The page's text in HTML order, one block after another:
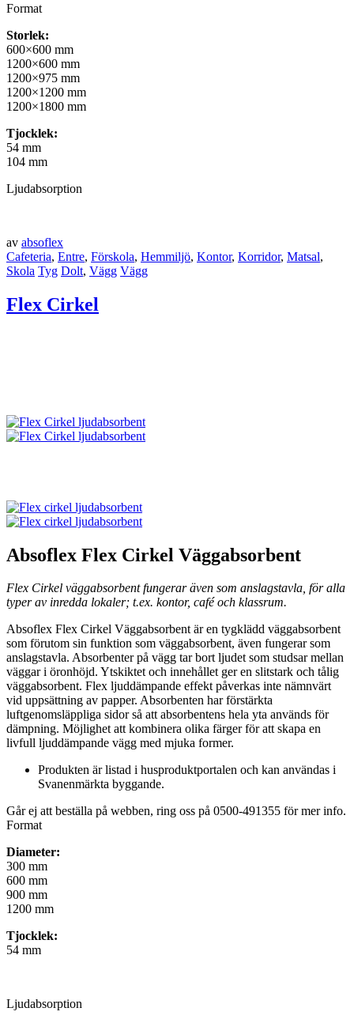
Format
Storlek:
600×600 mm
1200×600 mm
1200×975 mm
1200×1200 mm
1200×1800 mm
Tjocklek:
54 mm
104 mm
Ljudabsorption
av absoflex
Cafeteria, Entre, Förskola, Hemmiljö, Kontor, Korridor, Matsal,
Skola Tyg Dolt, Vägg Vägg
Flex Cirkel
Absoflex Flex Cirkel Väggabsorbent
Flex Cirkel väggabsorbent fungerar även som anslagstavla, för alla
typer av inredda lokaler; t.ex. kontor, café och klassrum.
Absoflex Flex Cirkel Väggabsorbent är en tygklädd väggabsorbent
som förutom sin funktion som väggabsorbent, även fungerar som
anslagstavla. Absorbenter på vägg tar bort ljudet som studsar mellan
väggar i öronhöjd. Ytskiktet och innehållet ger en slitstark och tålig
väggabsorbent. Flex ljuddämpande effekt påverkas inte nämnvärt
vid uppsättning av papper. Absorbenten har förstärkta
luftgenomsläppliga sidor så att absorbentens hela yta används för
dämpning. Möjlighet att kombinera olika färger för att skapa en
livfull ljuddämpande vägg med mjuka former.
Produkten är listad i husproduktportalen och kan användas i
Svanenmärkta byggande.
Går ej att beställa på webben, ring oss på 0500-491355 för mer info.
Format
Diameter:
300 mm
600 mm
900 mm
1200 mm
Tjocklek:
54 mm
Ljudabsorption